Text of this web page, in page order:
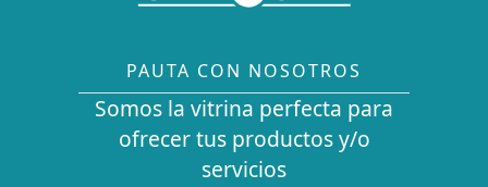
PAUTA CON NOSOTROS
Somos la vitrina perfecta para
ofrecer tus productos y/o
servicios